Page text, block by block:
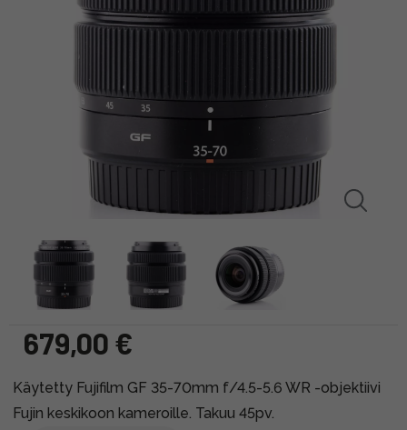
679,00 €
Käytetty Fujifilm GF 35-70mm f/4.5-5.6 WR -objektiivi
Fujin keskikoon kameroille. Takuu 45pv.